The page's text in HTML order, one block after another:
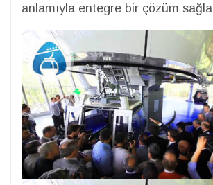
anlamıyla entegre bir çözüm